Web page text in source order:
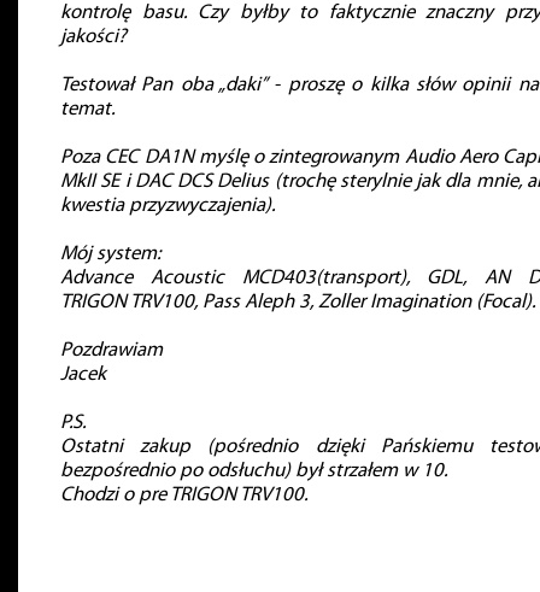
kontrolę basu. Czy byłby to faktycznie znaczny
jakości?
Testował Pan oba „daki” - proszę o kilka słów opinii
temat.
Poza CEC DA1N myślę o zintegrowanym Audio Aero
MkII SE i DAC DCS Delius (trochę sterylnie jak dla mnie,
kwestia przyzwyczajenia).
Mój system:
Advance Acoustic MCD403(transport), GDL, AN
TRIGON TRV100, Pass Aleph 3, Zoller Imagination (Focal).
Pozdrawiam
Jacek
P.S.
Ostatni zakup (pośrednio dzięki Pańskiemu
bezpośrednio po odsłuchu) był strzałem w 10.
Chodzi o pre TRIGON TRV100.